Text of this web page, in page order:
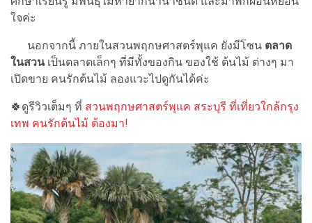
ใจค่ะ
นอกจากนี้ ภายในสวนพฤกษศาสตร์พุแค ยังมีโซน ตลาด
ในสวนเป็นตลาดเล็กๆ ที่มีทั้งของกิน ของใช้ ต้นไม้ ต่างๆ มา
เปิดขาย คนรักต้นไม้ ลองแวะไปดูกันได้ค่ะ
🍀ดูรีวิวเต็มๆ ที่ สวนพฤกษศาสตร์พุแค สระบุรี ที่เที่ยวใกล้กรุง
เทพ คนรักต้นไม้ ต้องมา!